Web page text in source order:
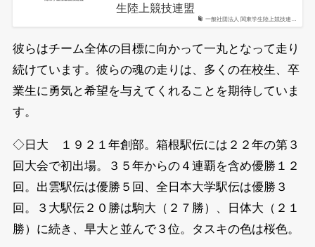
一般社団法人 関東学生陸上競技連…
生陸上競技連盟
彼らはチーム全体の目標に向かって一丸となって走り
続けています。彼らの魂の走りは、多くの在校生、卒
業生に勇気と希望を与えてくれることを期待していま
す。
◇日大 １９２１年創部。箱根駅伝には２２年の第３
回大会で初出場。３５年からの４連覇を含め優勝１２
回。出雲駅伝は優勝５回、全日本大学駅伝は優勝３
回。３大駅伝２０勝は駒大（２７勝）、日体大（２１
勝）に続き、早大と並んで３位。タスキの色は桜色。